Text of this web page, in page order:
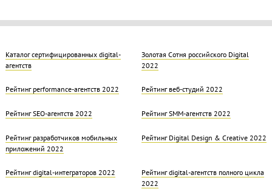
Каталог сертифицированных digital-
агентств
Золотая Cотня российского Digital
2022
Рейтинг performance-агентств 2022 Рейтинг веб-студий 2022
Рейтинг SEO-агентств 2022 Рейтинг SMM-агентств 2022
Рейтинг разработчиков мобильных
приложений 2022
Рейтинг Digital Design & Creative 2022
Рейтинг digital-интеграторов 2022
Рейтинг digital-агентств полного цикла
2022